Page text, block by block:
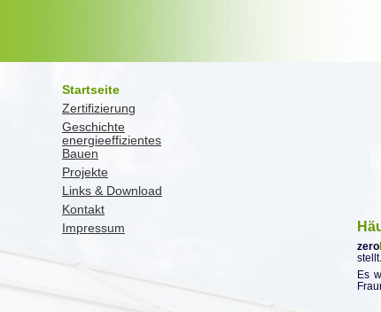
Startseite
Zertifizierung
Geschichte
energieeffizientes
Bauen
Projekte
Links & Download
Kontakt
Impressum
zero
stellt.
Es